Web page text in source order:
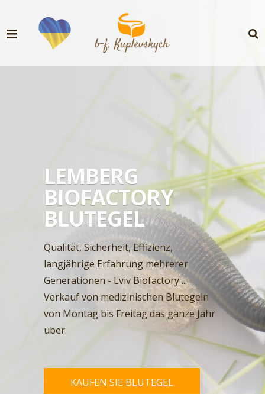
LEMBERG
BIOFACTORY
BLUTEGEL
Qualität, Sicherheit, Effizienz,
langjährige Erfahrung mehrerer
Generationen - Lviv Biofactory ...
Verkauf von medizinischen Blutegeln
von Montag bis Freitag das ganze Jahr
über.
KAUFEN SIE BLUTEGEL